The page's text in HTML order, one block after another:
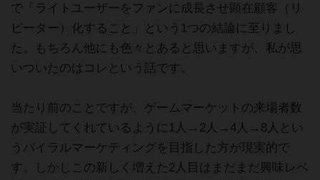
で「ライトユーザーをファンに成長させ顕在顧客（リ
ピーター）化すること」という1つの結論に至りまし
た。もちろん他にも色々とあると思いますが、私が思
いついたのはコレという話です。
当たり前のことですが、ゲームマーケットの来場者数
が実証してくれているように1人→2人→4人→8人とい
うバイラルマーケティングを目指した方が現実的で
す。しかしこの新しく増えた2人目はまだまだ興味レベ